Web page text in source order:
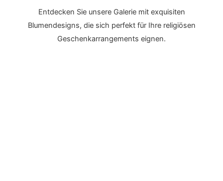
Entdecken Sie unsere Galerie mit exquisiten
Blumendesigns, die sich perfekt für Ihre religiösen
Geschenkarrangements eignen.